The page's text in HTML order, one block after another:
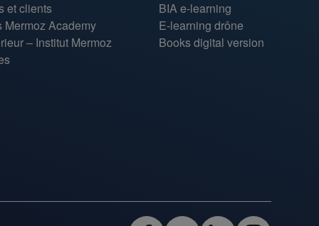
et clients
Academy
– Institut Mermoz
BIA e-learning
E-learning drône
Books digital version